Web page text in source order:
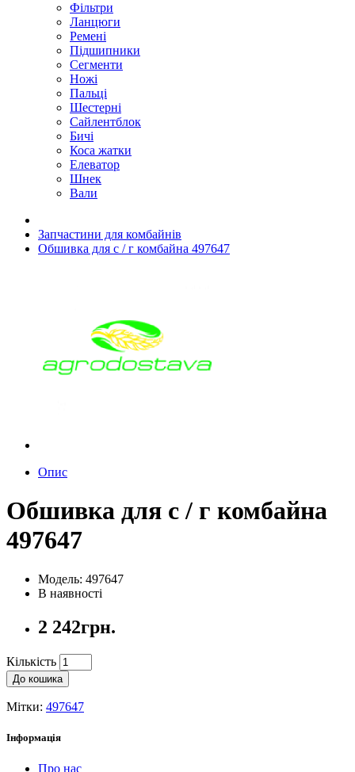
Фільтри
Ланцюги
Ремені
Підшипники
Сегменти
Ножі
Пальці
Шестерні
Сайлентблок
Бичі
Коса жатки
Елеватор
Шнек
Вали
Запчастини для комбайнів
Обшивка для с / г комбайна 497647
Опис
Обшивка для с / г комбайна
497647
Модель: 497647
В наявності
2 242грн.
Кількість
До кошика
Мітки: 497647
Інформація
Про нас